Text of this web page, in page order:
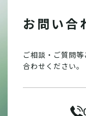
お問い合
ご相談・ご質問
合わせください。